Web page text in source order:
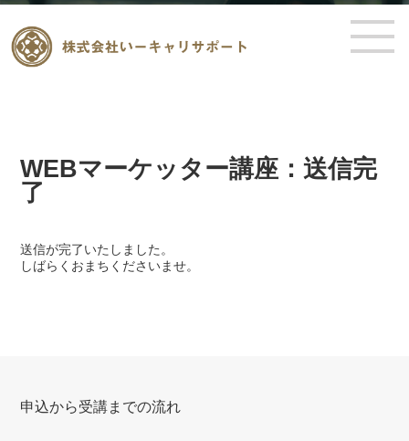
WEBマーケッター講座：送信完
了
送信が完了いたしました。
しばらくおまちくださいませ。
申込から受講までの流れ